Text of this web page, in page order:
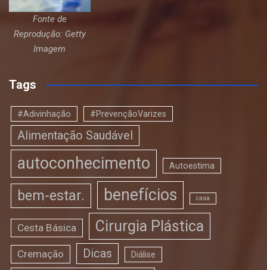
Fonte de
Reprodução: Getty
Imagem
Tags
#Adivinhação #PrevençãoVarizes
Alimentação Saudável
autoconhecimento Autoestima
bem-estar. benefícios casa
Cesta Básica Cirurgia Plástica
Cremação Dicas Diálise